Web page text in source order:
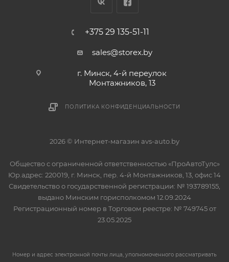
+375 29 135-51-11
sales@storex.by
г. Минск, 4-й переулок
Монтажников, 13
ПОЛИТИКА КОНФИДЕНЦИАЛЬНОСТИ
2026 © Интернет-магазин avs-auto.by
Общество с ограниченной ответственностью «ПроАвтоТулс»
Юр.адрес: 220019, г. Минск, пер. 4-й Монтажников, 13, офис 14
Свидетельство о государственной регистрации: № 193789155,
выдано Минским горисполкомом 12.09.2024
Регистрационный номер в Торговом реестре: № 749745 от
23.05.2025
Номер и адрес электронной почты лица, уполномоченного рассматривать